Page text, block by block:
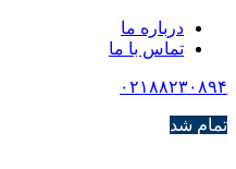
درباره ما
تماس با ما
۰۲۱۸۸۲۳۰۸۹۴
تمام شد